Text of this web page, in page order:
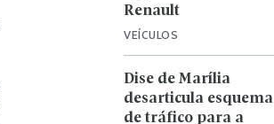
VEÍCULOS
Renault
Dise de Marília
desarticula esquema
de tráfico para a